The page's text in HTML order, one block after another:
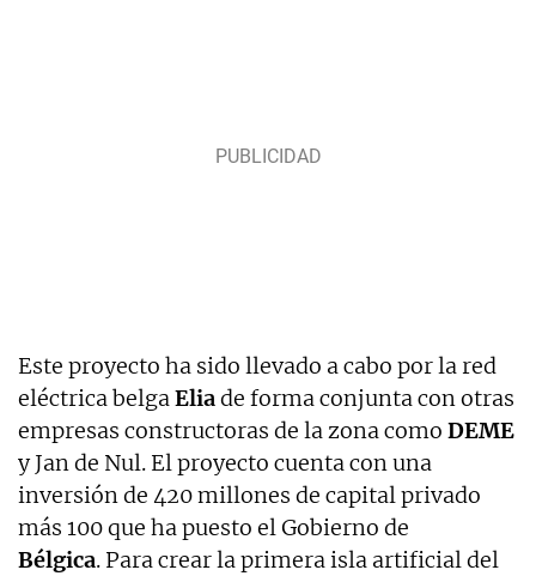
Este proyecto ha sido llevado a cabo por la red
eléctrica belgaEliade forma conjunta con otras
empresas constructoras de la zona como DEME
y Jan de Nul. El proyecto cuenta con una
inversión de 420 millones de capital privado
más 100 que ha puesto el Gobierno de
Bélgica. Para crear la primera isla artificial del